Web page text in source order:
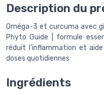
Description du
Oméga-3 et curcuma avec
Phyto Guide | formule
réduit l’inflammation et
doses quotidiennes
Ingrédients